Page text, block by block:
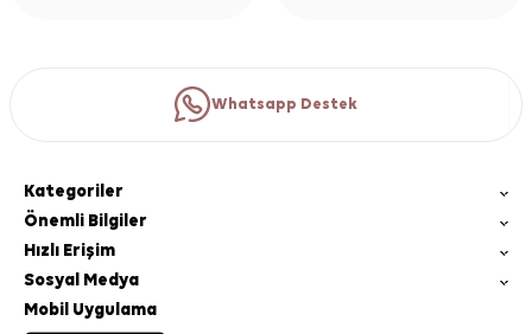
Whatsapp Destek
Kategoriler
Önemli Bilgiler
Hızlı Erişim
Sosyal Medya
Mobil Uygulama